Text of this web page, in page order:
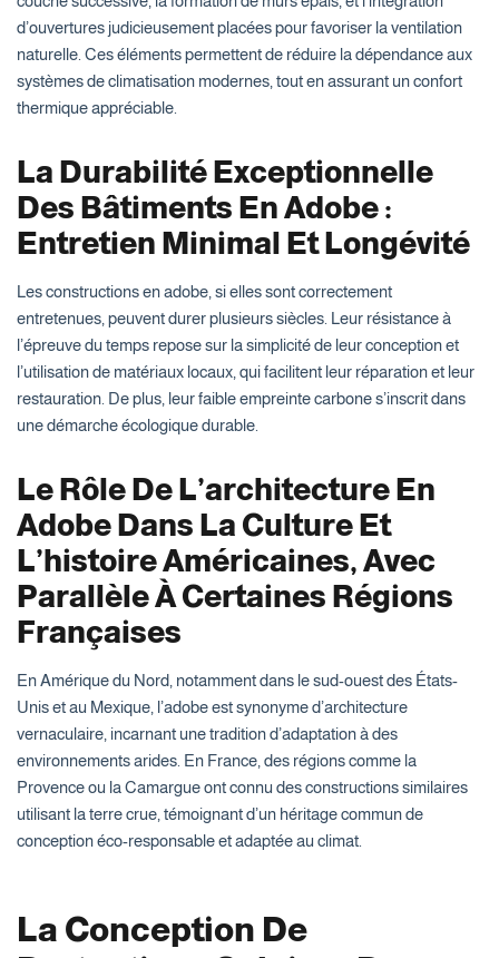
d’ouvertures judicieusement placées pour favoriser la ventilation
naturelle. Ces éléments permettent de réduire la dépendance aux
systèmes de climatisation modernes, tout en assurant un confort
thermique appréciable.
La Durabilité Exceptionnelle
Des Bâtiments En Adobe :
Entretien Minimal Et Longévité
Les constructions en adobe, si elles sont correctement
entretenues, peuvent durer plusieurs siècles. Leur résistance à
l’épreuve du temps repose sur la simplicité de leur conception et
l’utilisation de matériaux locaux, qui facilitent leur réparation et leur
restauration. De plus, leur faible empreinte carbone s’inscrit dans
une démarche écologique durable.
Le Rôle De L’architecture En
Adobe Dans La Culture Et
L’histoire Américaines, Avec
Parallèle À Certaines Régions
Françaises
En Amérique du Nord, notamment dans le sud-ouest des États-
Unis et au Mexique, l’adobe est synonyme d’architecture
vernaculaire, incarnant une tradition d’adaptation à des
environnements arides. En France, des régions comme la
Provence ou la Camargue ont connu des constructions similaires
utilisant la terre crue, témoignant d’un héritage commun de
conception éco-responsable et adaptée au climat.
La Conception De